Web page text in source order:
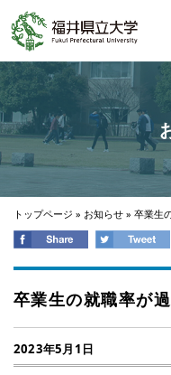
トップページ » お知らせ » 卒業生
卒業生の就職率が
2023年5月1日